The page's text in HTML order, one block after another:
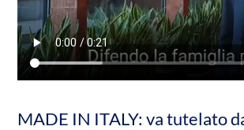
MADE IN ITALY: va tutelato